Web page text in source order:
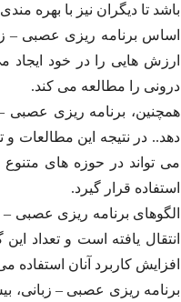
باشد تا دیگران نیز با بهره
اساس برنامه ریزی عصبی –
ارزش هایی را در خود
درونی را مطالعه می کند.
همچنین، برنامه ریزی عصبی
دهد.. در نتیجه این مطالعات
می تواند در حوزه های
استفاده قرار گیرد.
الگوهای برنامه ریزی عصبی
انتقال یافته است و تعداد
افزایش کاربرد آنان استفاده
برنامه ریزی عصبی – زبانی،